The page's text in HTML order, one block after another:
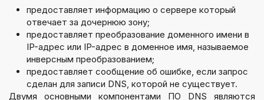
предоставляет информацию о сервере который
отвечает за дочернюю зону;
предоставляет преобразование доменного имени в
IP-адрес или IP-адрес в доменное имя, называемое
инверсным преобразованием;
предоставляет сообщение об ошибке, если запрос
сделан для записи DNS, которой не существует.
Двумя основными компонентами ПО DNS являются